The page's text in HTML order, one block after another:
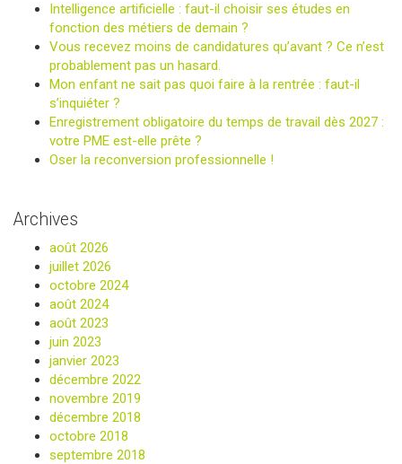
avenir !"
Intelligence artificielle : faut-il choisir ses études en
fonction des métiers de demain ?
Vous recevez moins de candidatures qu’avant ? Ce n’est
probablement pas un hasard.
Mon enfant ne sait pas quoi faire à la rentrée : faut-il
s’inquiéter ?
Enregistrement obligatoire du temps de travail dès 2027 :
votre PME est-elle prête ?
Oser la reconversion professionnelle !
Archives
août 2026
juillet 2026
octobre 2024
août 2024
août 2023
juin 2023
janvier 2023
décembre 2022
novembre 2019
décembre 2018
octobre 2018
septembre 2018